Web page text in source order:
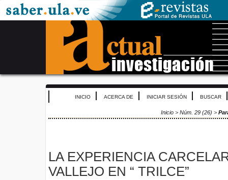
INICIO ACERCA DE INICIAR SESIÓN BUSCAR
Inicio > Núm. 29 (26) >
LA EXPERIENCIA
VALLEJO EN “ TRILCE”